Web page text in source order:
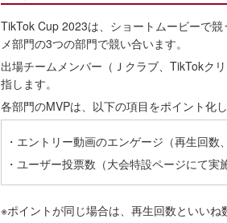
TikTok Cup 2023は、ショートムービーで
メ部門の3つの部門で競い合います。
出場チームメンバー（Ｊクラブ、TikTokク
指します。
各部門のMVPは、以下の項目をポイント化
・エントリー動画のエンゲージ（再生回数
・ユーザー投票数（大会特設ページにて実
※ポイントが同じ場合は、再生回数といいね